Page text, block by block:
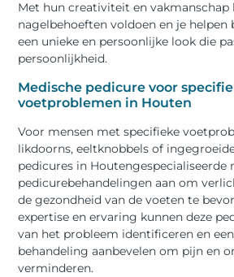
Met hun creativiteit en vakmanschap
nagelbehoeften voldoen en je helpen
een unieke en persoonlijke look die
persoonlijkheid.
Medische pedicure voor
voetproblemen in Houten
Voor mensen met specifieke
likdoorns, eeltknobbels of
pedicures in Houtengespecialiseerde
pedicurebehandelingen aan om
de gezondheid van de voeten te
expertise en ervaring kunnen deze
van het probleem identificeren en
behandeling aanbevelen om pijn en
verminderen.